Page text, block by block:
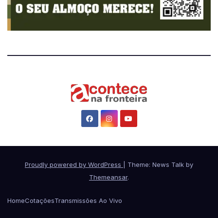
Proudly powered by WordPress
Theme: News Talk by
Themeansar.
HomeCotaçõesTransmissões Ao Vivo